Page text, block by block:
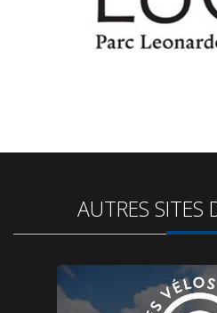
AUTRES SITES